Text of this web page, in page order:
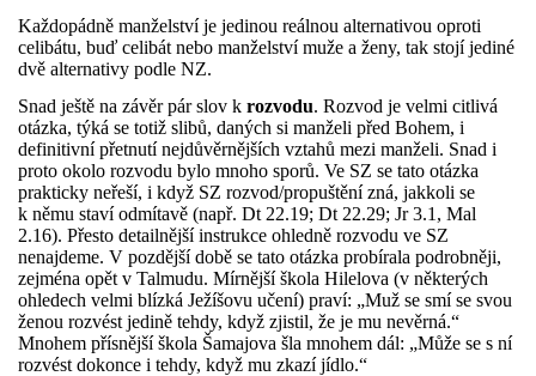
Každopádně manželství je jedinou reálnou alternativou oproti
celibátu, buď celibát nebo manželství muže a ženy, tak stojí jediné
dvě alternativy podle NZ.
Snad ještě na závěr pár slov k rozvodu. Rozvod je velmi citlivá
otázka, týká se totiž slibů, daných si manželi před Bohem, i
definitivní přetnutí nejdůvěrnějších vztahů mezi manželi. Snad i
proto okolo rozvodu bylo mnoho sporů. Ve SZ se tato otázka
prakticky neřeší, i když SZ rozvod/propuštění zná, jakkoli se
k němu staví odmítavě (např. Dt 22.19; Dt 22.29; Jr 3.1, Mal
2.16). Přesto detailnější instrukce ohledně rozvodu ve SZ
nenajdeme. V pozdější době se tato otázka probírala podrobněji,
zejména opět v Talmudu. Mírnější škola Hilelova (v některých
ohledech velmi blízká Ježíšovu učení) praví: „Muž se smí se svou
ženou rozvést jedině tehdy, když zjistil, že je mu nevěrná.“
Mnohem přísnější škola Šamajova šla mnohem dál: „Může se s ní
rozvést dokonce i tehdy, když mu zkazí jídlo.“